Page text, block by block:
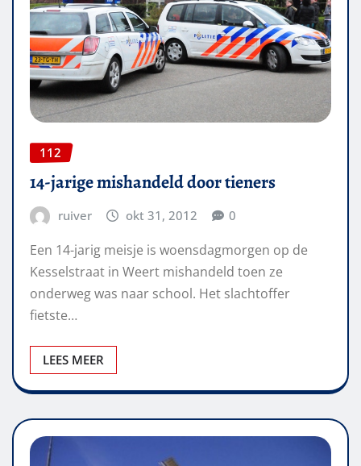
112
14-jarige mishandeld door tieners
ruiver okt 31, 2012 0
Een 14-jarig meisje is woensdagmorgen op de
Kesselstraat in Weert mishandeld toen ze
onderweg was naar school. Het slachtoffer
fietste…
LEES MEER